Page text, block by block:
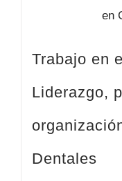
Trabajo en
Liderazgo,
Dentales